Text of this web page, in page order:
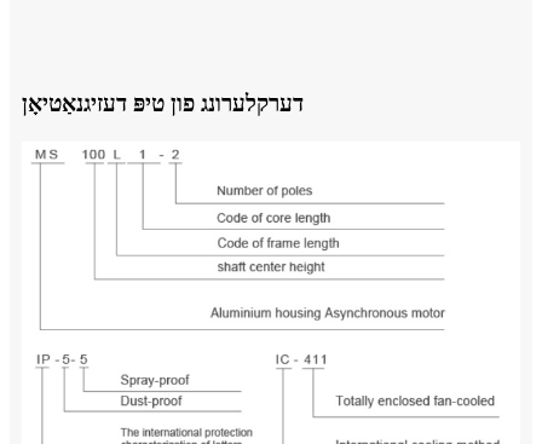
דערקלערונג פון טיפּ דעזיגנאַטיאָן